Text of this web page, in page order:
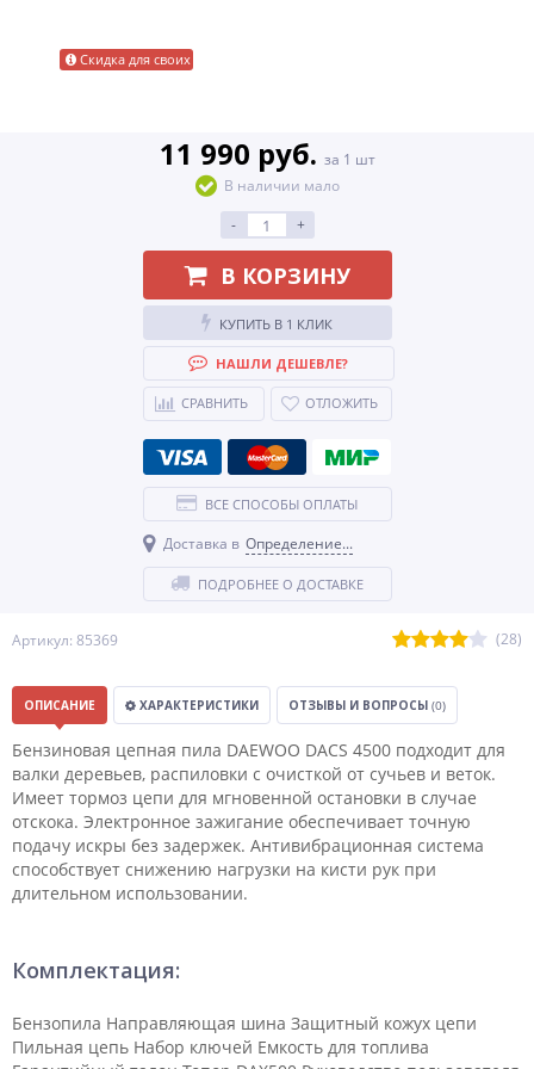
Артикул: 85369 (28)
Скидка для своих
11 990 руб. за 1 шт
В наличии мало
-
+
В КОРЗИНУ
КУПИТЬ В 1 КЛИК
НАШЛИ ДЕШЕВЛЕ?
СРАВНИТЬ ОТЛОЖИТЬ
ВСЕ СПОСОБЫ ОПЛАТЫ
Доставка в Определение...
ПОДРОБНЕЕ О ДОСТАВКЕ
ОПИСАНИЕ ХАРАКТЕРИСТИКИ ОТЗЫВЫ И ВОПРОСЫ (0)
Бензиновая цепная пила DAEWOO DACS 4500 подходит для
валки деревьев, распиловки с очисткой от сучьев и веток.
Имеет тормоз цепи для мгновенной остановки в случае
отскока. Электронное зажигание обеспечивает точную
подачу искры без задержек. Антивибрационная система
способствует снижению нагрузки на кисти рук при
длительном использовании.
Комплектация:
Бензопила Направляющая шина Защитный кожух цепи
Пильная цепь Набор ключей Емкость для топлива